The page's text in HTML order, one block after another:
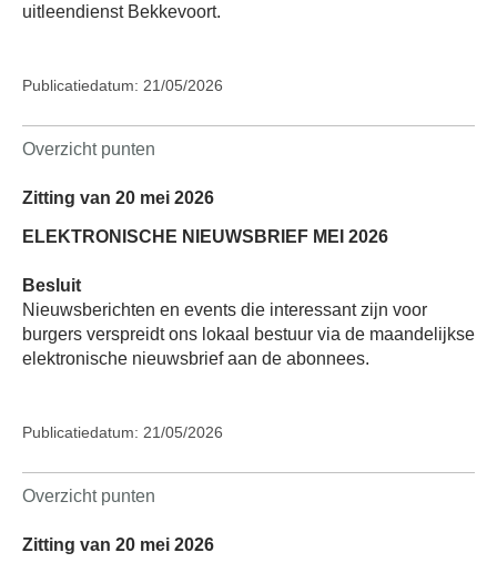
uitleendienst Bekkevoort.
Publicatiedatum: 21/05/2026
Overzicht punten
Zitting van 20 mei 2026
ELEKTRONISCHE NIEUWSBRIEF MEI 2026
Besluit
Nieuwsberichten en events die interessant zijn voor
burgers verspreidt ons lokaal bestuur via de maandelijkse
elektronische nieuwsbrief aan de abonnees.
Publicatiedatum: 21/05/2026
Overzicht punten
Zitting van 20 mei 2026